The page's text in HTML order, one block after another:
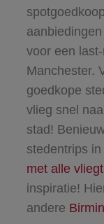
voor een
Manchester.
goedkope
vlieg snel
stad!
stedentrips
met alle
inspiratie!
andere